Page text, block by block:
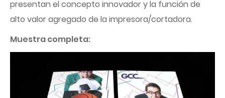
presentan el concepto innovador y la función de
alto valor agregado de la impresora/cortadora.
Muestra completa: